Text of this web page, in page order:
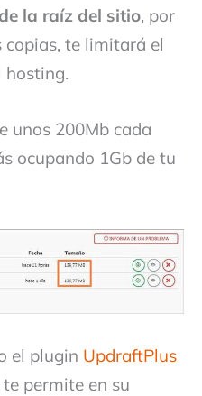
la raíz del sitio, por
te limitará el
hosting.
unos 200Mb cada
ocupando 1Gb de tu
el plugin UpdraftPlus
permite en su